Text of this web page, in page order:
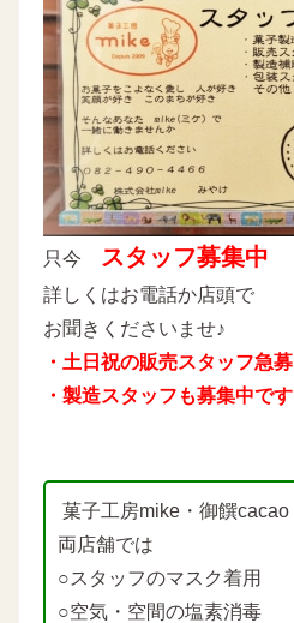
只今 スタッフ募集中
詳しくはお電話か店頭で
お聞きくださいませ♪
・土日祝の販売スタッフ急募
・製造スタッフも募集中です
菓子工房mike・御饌cacao
両店舗では
○スタッフのマスク着用
○空気・空間の塩素消毒